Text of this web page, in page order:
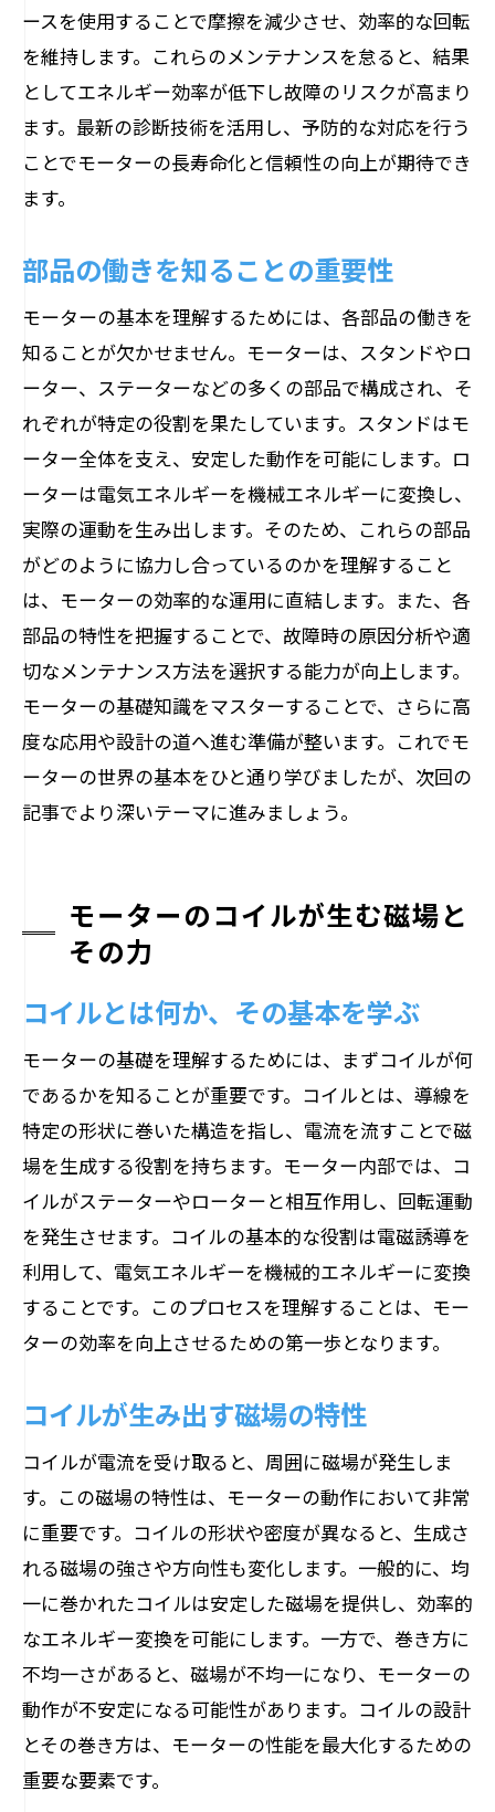
ースを使用することで摩擦を減少させ、効率的な回転
を維持します。これらのメンテナンスを怠ると、結果
としてエネルギー効率が低下し故障のリスクが高まり
ます。最新の診断技術を活用し、予防的な対応を行う
ことでモーターの長寿命化と信頼性の向上が期待でき
ます。
部品の働きを知ることの重要性
モーターの基本を理解するためには、各部品の働きを
知ることが欠かせません。モーターは、スタンドやロ
ーター、ステーターなどの多くの部品で構成され、そ
れぞれが特定の役割を果たしています。スタンドはモ
ーター全体を支え、安定した動作を可能にします。ロ
ーターは電気エネルギーを機械エネルギーに変換し、
実際の運動を生み出します。そのため、これらの部品
がどのように協力し合っているのかを理解すること
は、モーターの効率的な運用に直結します。また、各
部品の特性を把握することで、故障時の原因分析や適
切なメンテナンス方法を選択する能力が向上します。
モーターの基礎知識をマスターすることで、さらに高
度な応用や設計の道へ進む準備が整います。これでモ
ーターの世界の基本をひと通り学びましたが、次回の
記事でより深いテーマに進みましょう。
モーターのコイルが生む磁場と
その力
コイルとは何か、その基本を学ぶ
モーターの基礎を理解するためには、まずコイルが何
であるかを知ることが重要です。コイルとは、導線を
特定の形状に巻いた構造を指し、電流を流すことで磁
場を生成する役割を持ちます。モーター内部では、コ
イルがステーターやローターと相互作用し、回転運動
を発生させます。コイルの基本的な役割は電磁誘導を
利用して、電気エネルギーを機械的エネルギーに変換
することです。このプロセスを理解することは、モー
ターの効率を向上させるための第一歩となります。
コイルが生み出す磁場の特性
コイルが電流を受け取ると、周囲に磁場が発生しま
す。この磁場の特性は、モーターの動作において非常
に重要です。コイルの形状や密度が異なると、生成さ
れる磁場の強さや方向性も変化します。一般的に、均
一に巻かれたコイルは安定した磁場を提供し、効率的
なエネルギー変換を可能にします。一方で、巻き方に
不均一さがあると、磁場が不均一になり、モーターの
動作が不安定になる可能性があります。コイルの設計
とその巻き方は、モーターの性能を最大化するための
重要な要素です。